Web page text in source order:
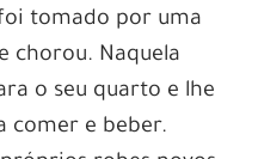
tomado por uma
chorou. Naquela
o seu quarto e lhe
comer e beber.